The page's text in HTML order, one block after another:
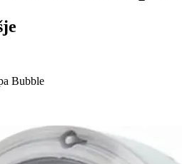
Bubble